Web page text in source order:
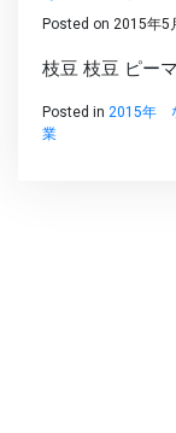
Posted on 2015年5
枝豆 枝豆 ピー
Posted in 2015年
業